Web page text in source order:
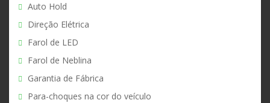
Auto Hold
Direção Elétrica
Farol de LED
Farol de Neblina
Garantia de Fábrica
Para-choques na cor do veículo